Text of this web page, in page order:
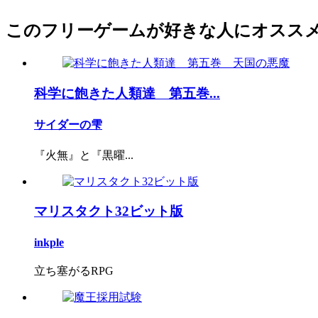
このフリーゲームが好きな人にオスス
科学に飽きた人類達 第五巻...
サイダーの雫
『火無』と『黒曜...
マリスタクト32ビット版
inkple
立ち塞がるRPG